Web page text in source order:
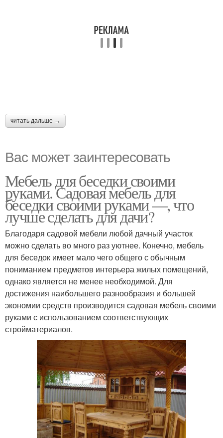
читать дальше →
Вас может заинтересовать
Мебель для беседки своими
руками. Садовая мебель для
беседки своими руками —, что
лучше сделать для дачи?
Благодаря садовой мебели любой дачный участок
можно сделать во много раз уютнее. Конечно, мебель
для беседок имеет мало чего общего с обычным
пониманием предметов интерьера жилых помещений,
однако является не менее необходимой. Для
достижения наибольшего разнообразия и большей
экономии средств производится садовая мебель своими
руками с использованием соответствующих
стройматериалов.